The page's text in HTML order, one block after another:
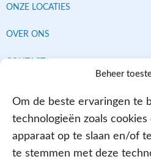
Beheer
Om de beste ervaringen te
technologieën zoals
apparaat op te slaan en/of
te stemmen met deze
ONZE LOCATIES
OVER ONS
Contracten met alle